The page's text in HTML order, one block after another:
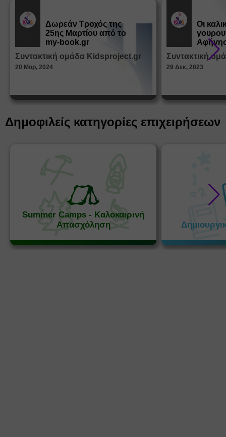
Δωρεάν Tροχός της
25ης Μαρτίου από το
my-book.gr
Συντακτική ομάδα Kidsproject.gr
20 Μαρ, 2024
Οι
από τα
Συντακτική
29 Δεκ, 2023
Δημοφιλείς κατηγορίες επιχειρήσεων
Summer Camps - Καλοκαιρινή
Απασχόληση